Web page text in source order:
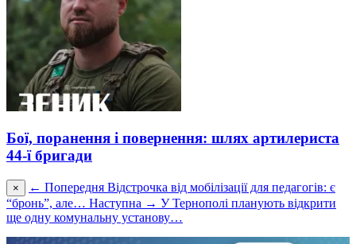
Бої, поранення і повернення: шлях артилериста
44-ї бригади
× ← Попередня Відстрочка від мобілізації для педагогів: є
“бронь”, але… Наступна → У Тернополі планують відкрити
ще одну комунальну установу…